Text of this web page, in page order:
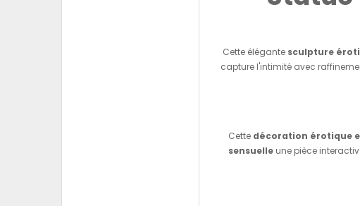
Cette élégante sculpture
capture l'intimité avec
Cette décoration érotique
sensuelle une pièce